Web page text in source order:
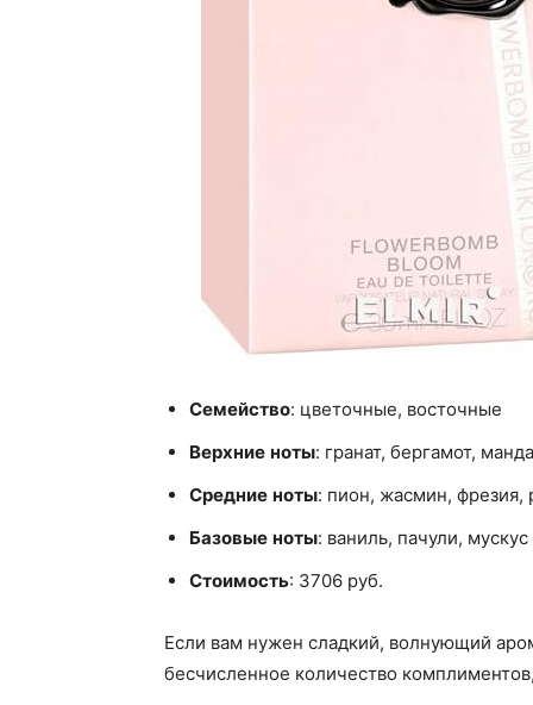
Семейство: цветочные, восточные
Верхние ноты: гранат, бергамот,
Средние ноты: пион, жасмин, фрезия,
Базовые ноты: ваниль, пачули, мускус
Стоимость: 3706 руб.
Если вам нужен сладкий, волнующий
бесчисленное количество